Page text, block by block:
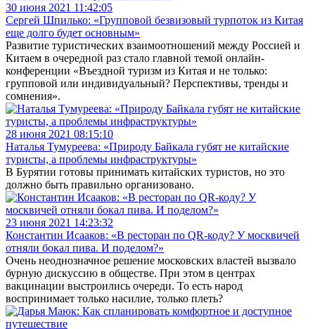
30 июня 2021 11:42:05
Сергей Шпилько: «Групповой безвизовый турпоток из Китая
еще долго будет основным»
Развитие туристических взаимоотношений между Россией и
Китаем в очередной раз стало главной темой онлайн-
конференции «Въездной туризм из Китая и не только:
групповой или индивидуальный? Перспективы, тренды и
сомнения».
28 июня 2021 08:15:10
Наталья Тумуреева: «Природу Байкала губят не китайские
туристы, а проблемы инфраструктуры»
В Бурятии готовы принимать китайских туристов, но это
должно быть правильно организовано.
23 июня 2021 14:23:32
Константин Исааков: «В ресторан по QR-коду? У москвичей
отняли бокал пива. И поделом?»
Очень неоднозначное решение московских властей вызвало
бурную дискуссию в обществе. При этом в центрах
вакцинации выстроились очереди. То есть народ
воспринимает только насилие, только плеть?